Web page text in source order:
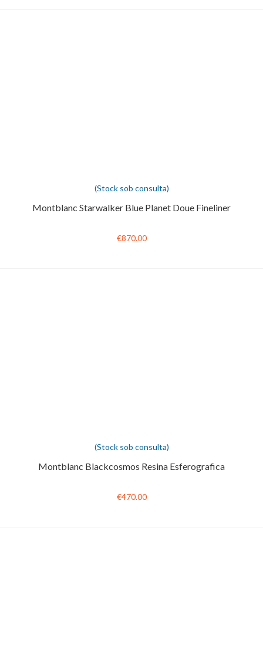
(Stock sob consulta)
Montblanc Starwalker Blue Planet Doue Fineliner
€870.00
(Stock sob consulta)
Montblanc Blackcosmos Resina Esferografica
€470.00